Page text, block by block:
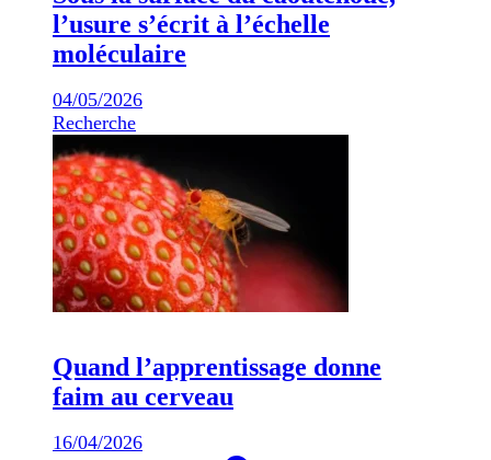
l’usure s’écrit à l’échelle
moléculaire
04/05/2026
Recherche
Quand l’apprentissage donne
faim au cerveau
16/04/2026